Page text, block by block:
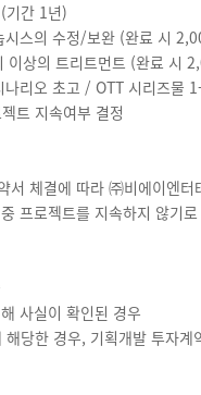
기간 1년)
스의 수정/보완 (완료 시
상의 트리트먼트 (완료 시
리오 초고 / OTT 시리즈물
트 지속여부 결정
서 체결에 따라 ㈜비에이엔
프로젝트를 지속하지 않기
사실이 확인된 경우
당한 경우, 기획개발 투자계